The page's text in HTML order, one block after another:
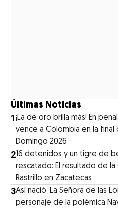
Últimas Noticias
1¡La de oro brilla más! En
vence a Colombia en la final
Domingo 2026
2 16 detenidos y un tigre de
rescatado: El resultado de
Rastrillo en Zacatecas
3⁠Así nació ‘La Señora de las
personaje de la polémica